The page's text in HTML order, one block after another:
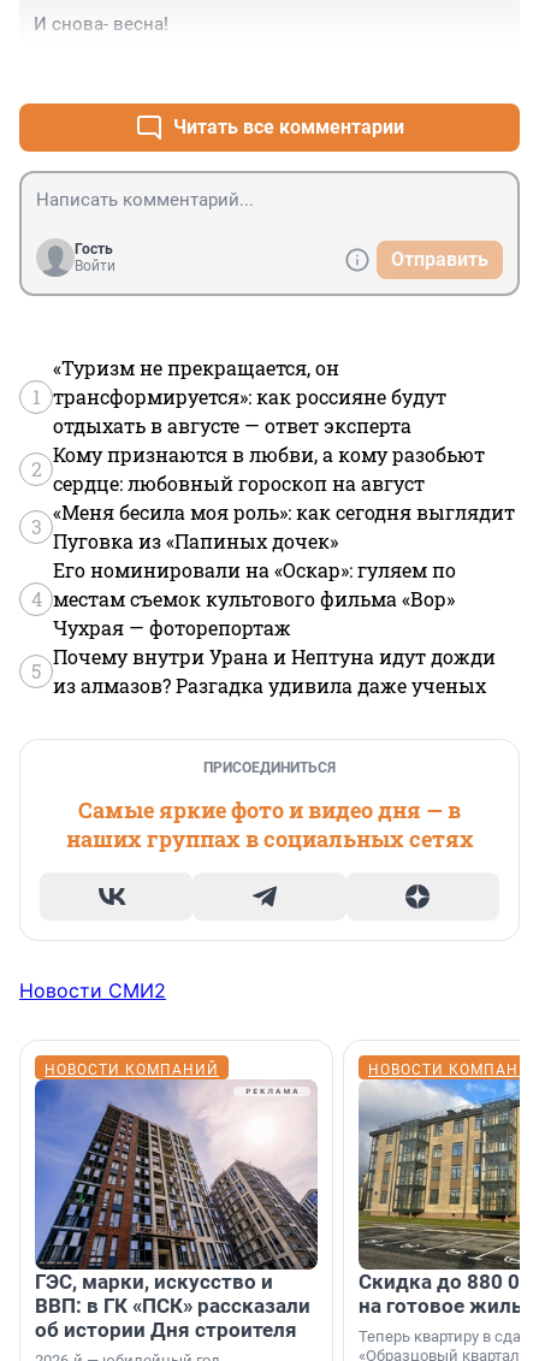
И снова- весна!
Читать все комментарии
Гость
Войти
Отправить
1
«Туризм не прекращается, он
трансформируется»: как россияне будут
отдыхать в августе — ответ эксперта
2
Кому признаются в любви, а кому разобьют
сердце: любовный гороскоп на август
3
«Меня бесила моя роль»: как сегодня выглядит
Пуговка из «Папиных дочек»
4
Его номинировали на «Оскар»: гуляем по
местам съемок культового фильма «Вор»
Чухрая — фоторепортаж
5
Почему внутри Урана и Нептуна идут дожди
из алмазов? Разгадка удивила даже ученых
ПРИСОЕДИНИТЬСЯ
Самые яркие фото и видео дня — в
наших группах в социальных сетях
Новости СМИ2
НОВОСТИ КОМПАНИЙ
ГЭС, марки, искусство и
ВВП: в ГК «ПСК» рассказали
об истории Дня строителя
НОВОСТИ
Скидка до 880
на готовое
Теперь квартиру в
«Образцовый квартал